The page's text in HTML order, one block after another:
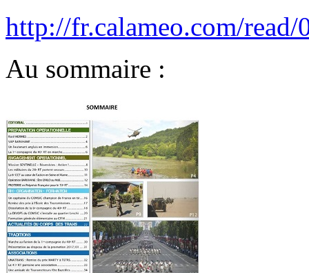
http://fr.calameo.com/read/
Au sommaire :